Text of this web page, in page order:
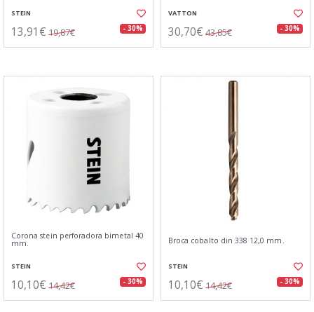
STEIN
13,91€ 19,87€ - 30%
VATTON
30,70€ 43,85€ - 30%
Corona stein perforadora bimetal 40
mm.
STEIN
10,10€ 14,42€ - 30%
Broca cobalto din 338 12,0 mm.
STEIN
10,10€ 14,42€ - 30%